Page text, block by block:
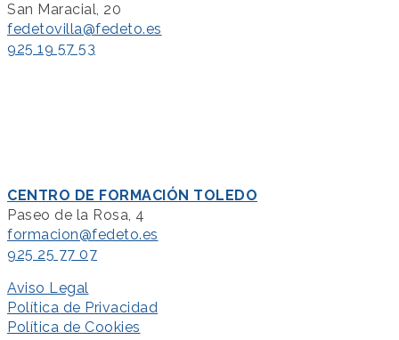
San Maracial, 20
fedetovilla@fedeto.es
925 19 57 53
CENTRO DE FORMACIÓN TOLEDO
Paseo de la Rosa, 4
formacion@fedeto.es
925 25 77 07
Aviso Legal
Política de Privacidad
Política de Cookies